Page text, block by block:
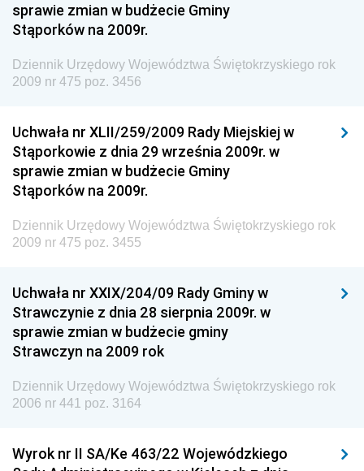
Antykorupcyjnego
Wewnętrznego
Dziennik Urzędowy Urzędu Patentowego
Dziennik Urzędowy Generalnej Dyrekcji Dróg
Krajowych i Autostrad
Dziennik Urzędowy Ministra Środowiska
Dziennik Urzędowy Ministra Edukacji
Dziennik Urzędowy Ministra Przemysłu
Dziennik Urzędowy Ministra Finansów i Gospodarki
Dziennik Urzędowy Ministra do Spraw Unii
Dziennik Urzędowy Agencji Wywiadu
sprawie zmian w budżecie Gminy
Stąporków na 2009r.
Dziennik Urzędowy Województwa Świętokrzyskiego rok
2009 nr 475 poz. 3456
Uchwała nr XLII/259/2009 Rady Miejskiej w
Stąporkowie z dnia 29 września 2009r. w
sprawie zmian w budżecie Gminy
Stąporków na 2009r.
Dziennik Urzędowy Województwa Świętokrzyskiego rok
2009 nr 475 poz. 3455
Uchwała nr XXIX/204/09 Rady Gminy w
Strawczynie z dnia 28 sierpnia 2009r. w
sprawie zmian w budżecie gminy
Strawczyn na 2009 rok
Dziennik Urzędowy Województwa Świętokrzyskiego rok
2006 nr 441 poz. 3164
Wyrok nr II SA/Ke 463/22 Wojewódzkiego